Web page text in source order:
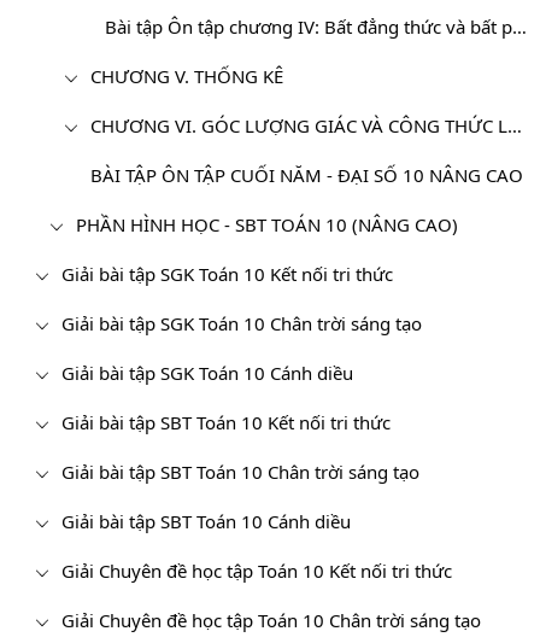
Bài tập Ôn tập chương IV: Bất đẳng thức và bất phương trình
CHƯƠNG V. THỐNG KÊ
CHƯƠNG VI. GÓC LƯỢNG GIÁC VÀ CÔNG THỨC LƯỢNG GIÁC
BÀI TẬP ÔN TẬP CUỐI NĂM - ĐẠI SỐ 10 NÂNG CAO
PHẦN HÌNH HỌC - SBT TOÁN 10 (NÂNG CAO)
Giải bài tập SGK Toán 10 Kết nối tri thức
Giải bài tập SGK Toán 10 Chân trời sáng tạo
Giải bài tập SGK Toán 10 Cánh diều
Giải bài tập SBT Toán 10 Kết nối tri thức
Giải bài tập SBT Toán 10 Chân trời sáng tạo
Giải bài tập SBT Toán 10 Cánh diều
Giải Chuyên đề học tập Toán 10 Kết nối tri thức
Giải Chuyên đề học tập Toán 10 Chân trời sáng tạo